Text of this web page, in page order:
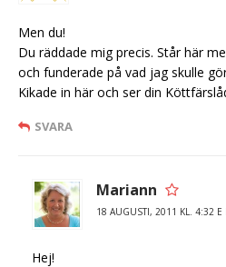
Men du!
Du räddade mig precis. Står här
och funderade på vad jag skulle
Kikade in här och ser din
SVARA
Mariann
18 AUGUSTI, 2011 KL. 4:32 E
Hej!